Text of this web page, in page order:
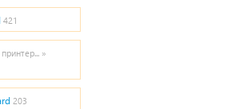
421
»
203